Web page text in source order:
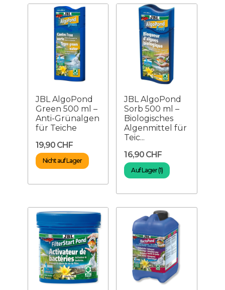
JBL AlgoPond
Green 500 ml –
Anti-Grünalgen
für Teiche
19,90 CHF
Nicht auf Lager
JBL AlgoPond
Sorb 500 ml –
Biologisches
Algenmittel für
Teic...
16,90 CHF
Auf Lager (1)